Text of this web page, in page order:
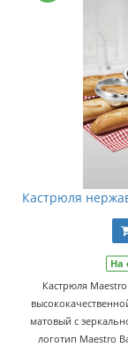
Кастрюля
На
Кастрюля
матовый с
логотип Maestro